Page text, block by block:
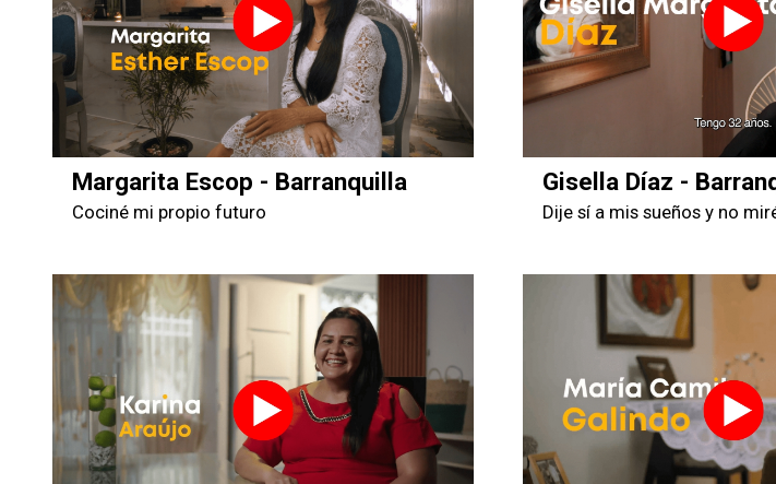
Margarita Escop - Barranquilla
Cociné mi propio futuro
Gisella Díaz -
Dije sí a mis sueños y no